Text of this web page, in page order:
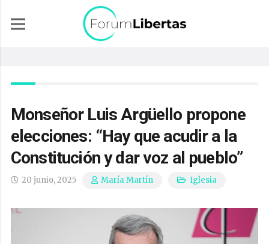
Monseñor Luis Argüello propone
elecciones: “Hay que acudir a la
Constitución y dar voz al pueblo”
20 junio, 2025 María Martín Iglesia